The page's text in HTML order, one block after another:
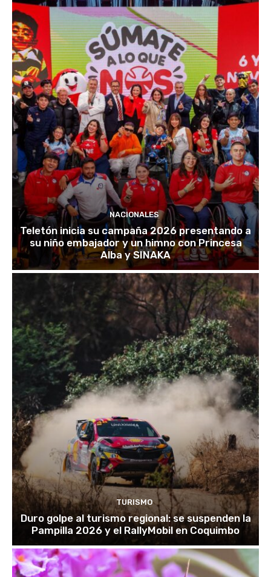
NACIONALES
Teletón inicia su campaña 2026 presentando a
su niño embajador y un himno con Princesa
Alba y SINAKA
TURISMO
Duro golpe al turismo regional: se suspenden la
Pampilla 2026 y el RallyMobil en Coquimbo